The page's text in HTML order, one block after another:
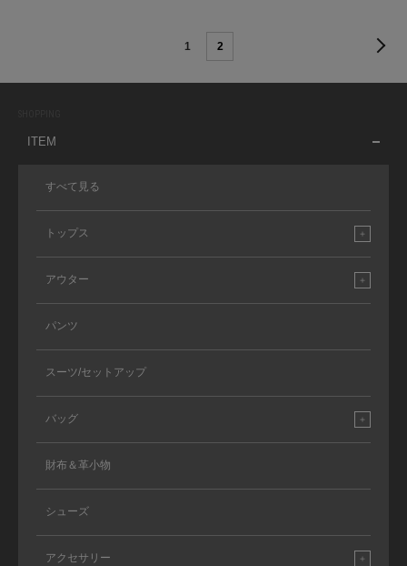
1 2
ITEM
すべて見る
トップス
アウター
パンツ
スーツ/セットアップ
バッグ
財布＆革小物
シューズ
アクセサリー